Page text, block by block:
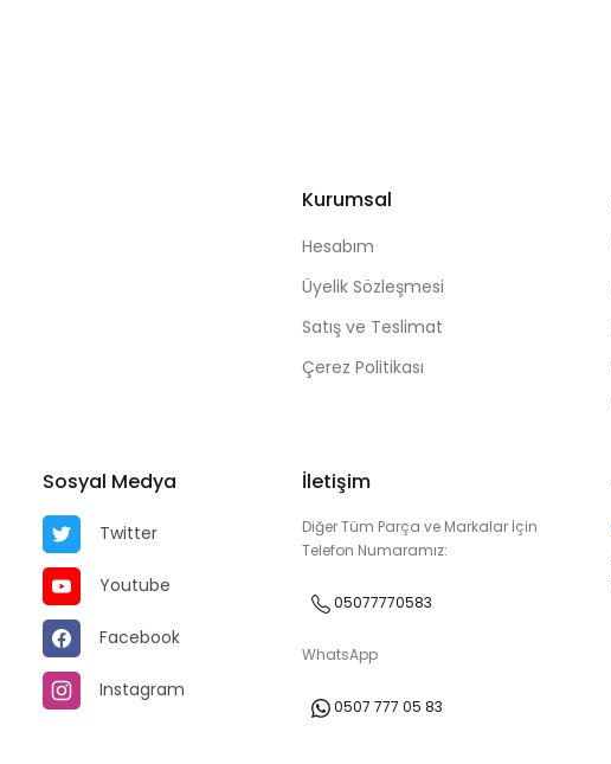
Kurumsal
Hesabım
Üyelik Sözleşmesi
Satış ve Teslimat
Çerez Politikası
Sosyal Medya
Twitter
Youtube
Facebook
Instagram
İletişim
Diğer Tüm Parça ve Markalar İçin
Telefon Numaramız:
05077770583
WhatsApp
0507 777 05 83